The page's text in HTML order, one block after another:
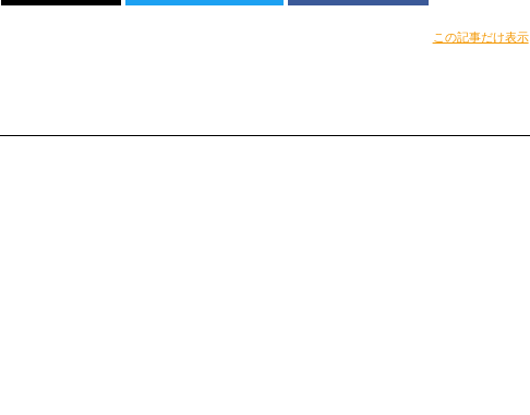
この記事だけ表示